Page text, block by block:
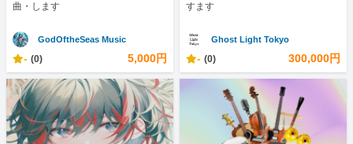
曲・します
GodOftheSeas Music
- (0) 5,000円
すます
Ghost Light Tokyo
- (0) 300,000円